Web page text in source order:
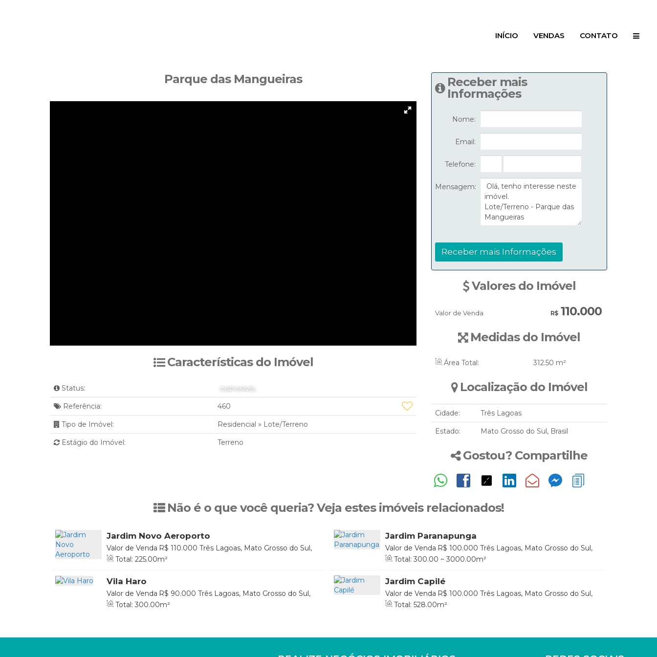
CONTATO
VENDAS
INÍCIO
Parque das Mangueiras
Características do Imóvel
Status: DISPONÍVEL
Referência: 460
Tipo de Imóvel: Residencial » Lote/Terreno
Estágio do Imóvel: Terreno
Receber mais
Informações
Nome:
Email:
Telefone:
Mensagem:
Valores do Imóvel
R$110.000
Valor de Venda
Medidas do Imóvel
Área Total: 312.50 m²
Localização do Imóvel
Cidade: Três Lagoas
Estado: Mato Grosso do Sul, Brasil
Gostou? Compartilhe
Não é o que você queria? Veja estes imóveis relacionados!
Jardim Novo Aeroporto
R$ 110.000
Valor de Venda
Três Lagoas, Mato Grosso do Sul,
BrasilTotal: 225.00m²
Jardim Paranapunga
R$ 100.000
Valor de Venda
Três Lagoas, Mato Grosso do Sul,
BrasilTotal: 300.00 ~ 3000.00m²
Vila Haro
R$ 90.000
Valor de Venda
Três Lagoas, Mato Grosso do Sul,
BrasilTotal: 300.00m²
Jardim Capilé
R$ 100.000
Valor de Venda
Três Lagoas, Mato Grosso do Sul,
BrasilTotal: 528.00m²